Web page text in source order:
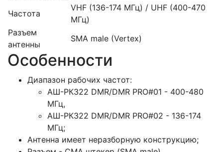
Частота
VHF (136-174 МГц) / UHF (400-470
МГц)
Разъем
антенны
SMA male (Vertex)
Особенности
Диапазон рабочих частот:
АШ-РК322 DMR/DMR PRO#01 - 400-480
МГц,
АШ-РК322 DMR/DMR PRO#02 - 136-174
МГц;
Антенна имеет неразборную конструкцию;